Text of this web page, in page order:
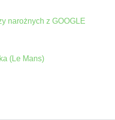
narożnych z GOOGLE
(Le Mans)